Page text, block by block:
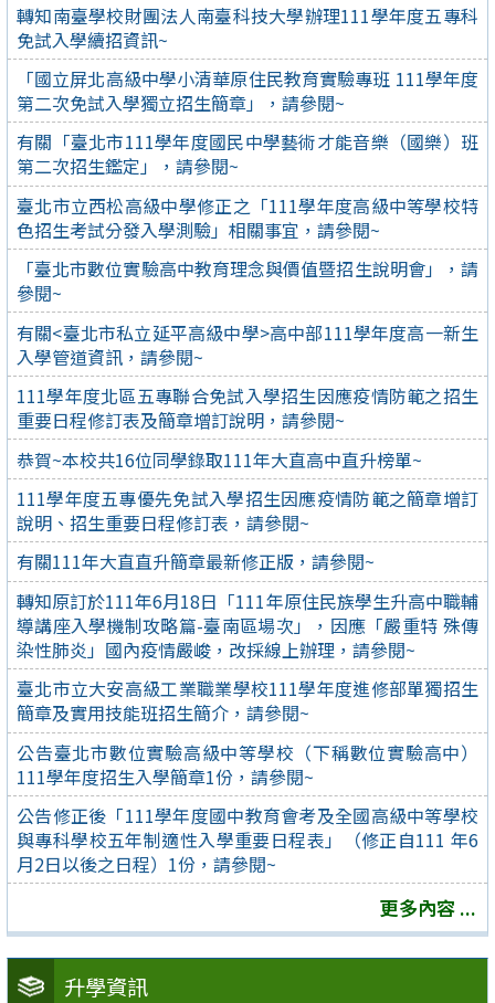
轉知南臺學校財團法人南臺科技大學辦理111學年度五專科
免試入學續招資訊~
「國立屏北高級中學小清華原住民教育實驗專班 111學年度
第二次免試入學獨立招生簡章」，請參閱~
有關「臺北市111學年度國民中學藝術才能音樂（國樂）班
第二次招生鑑定」，請參閱~
臺北市立西松高級中學修正之「111學年度高級中等學校特
色招生考試分發入學測驗」相關事宜，請參閱~
「臺北市數位實驗高中教育理念與價值暨招生說明會」，請
參閱~
有關<臺北市私立延平高級中學>高中部111學年度高一新生
入學管道資訊，請參閱~
111學年度北區五專聯合免試入學招生因應疫情防範之招生
重要日程修訂表及簡章增訂說明，請參閱~
恭賀~本校共16位同學錄取111年大直高中直升榜單~
111學年度五專優先免試入學招生因應疫情防範之簡章增訂
說明、招生重要日程修訂表，請參閱~
有關111年大直直升簡章最新修正版，請參閱~
轉知原訂於111年6月18日「111年原住民族學生升高中職輔
導講座入學機制攻略篇-臺南區場次」，因應「嚴重特 殊傳
染性肺炎」國內疫情嚴峻，改採線上辦理，請參閱~
臺北市立大安高級工業職業學校111學年度進修部單獨招生
簡章及實用技能班招生簡介，請參閱~
公告臺北市數位實驗高級中等學校（下稱數位實驗高中）
111學年度招生入學簡章1份，請參閱~
公告修正後「111學年度國中教育會考及全國高級中等學校
與專科學校五年制適性入學重要日程表」（修正自111 年6
月2日以後之日程）1份，請參閱~
更多內容 ...
升學資訊